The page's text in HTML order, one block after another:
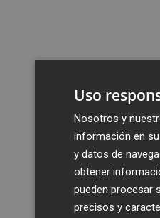
Uso
Nosotros y
información en
y datos de
obtener
pueden procesar
precisos y